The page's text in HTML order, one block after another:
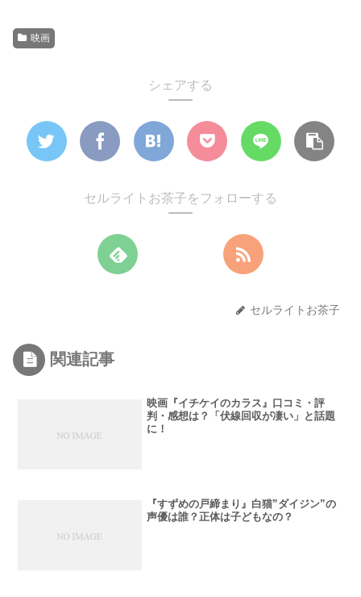
映画
シェアする
セルライトお茶子をフォローする
セルライトお茶子
関連記事
映画『イチケイのカラス』口コミ・評
判・感想は？「伏線回収が凄い」と話題
に！
『すずめの戸締まり』白猫”ダイジン”の
声優は誰？正体は子どもなの？